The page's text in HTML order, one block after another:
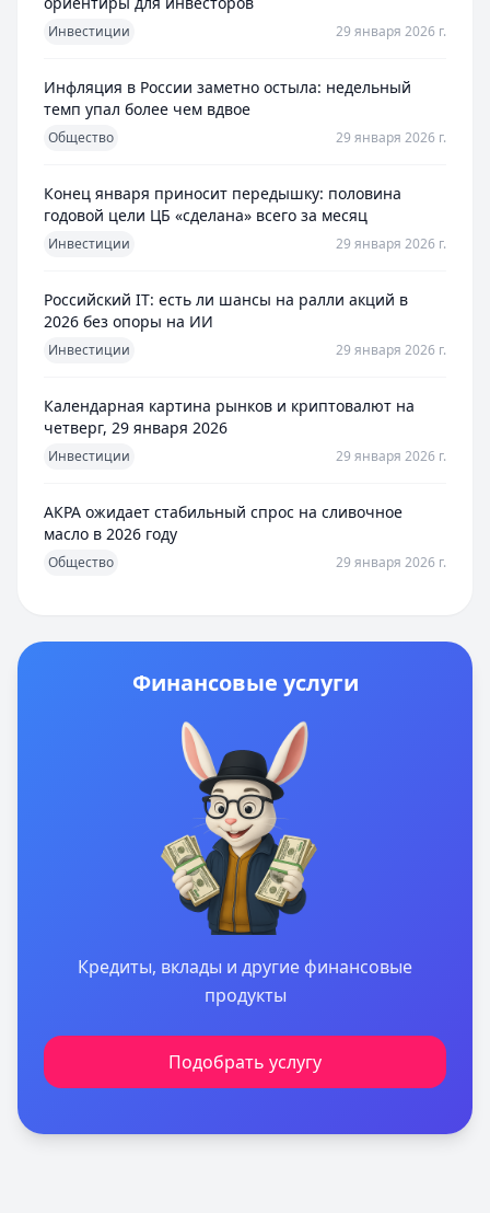
Инвестиции 29 января 2026 г.
Инфляция в России заметно остыла: недельный
темп упал более чем вдвое
Общество 29 января 2026 г.
Конец января приносит передышку: половина
годовой цели ЦБ «сделана» всего за месяц
Инвестиции 29 января 2026 г.
Российский IT: есть ли шансы на ралли акций в
2026 без опоры на ИИ
Инвестиции 29 января 2026 г.
Календарная картина рынков и криптовалют на
четверг, 29 января 2026
Инвестиции 29 января 2026 г.
АКРА ожидает стабильный спрос на сливочное
масло в 2026 году
Общество 29 января 2026 г.
Финансовые услуги
Кредиты, вклады и другие финансовые
продукты
Подобрать услугу